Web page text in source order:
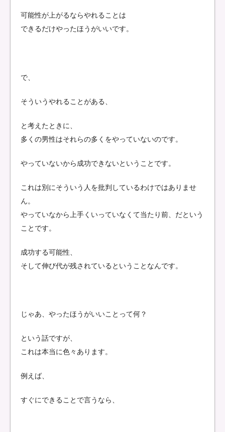
可能性が上がるならやれることは
できるだけやったほうがいいです。
で、
そういうやれることがある、
と考えたときに、
多くの男性はそれらの多くをやっていないのです。
やっていないから成功できないということです。
これは別にそういう人を批判しているわけではありませ
ん。
やっていなから上手くいっていなくて当たり前、だという
ことです。
成功する可能性、
そして伸び代が残されているということなんです。
じゃあ、やったほうがいいことって何？
という話ですが、
これは本当に色々あります。
例えば、
すぐにできることで言うなら、